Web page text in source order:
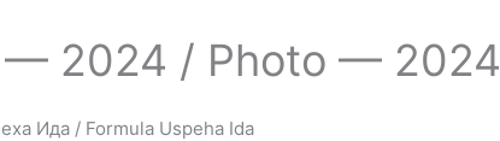
— 2024 / Photo — 2024
Ида / Formula Uspeha Ida